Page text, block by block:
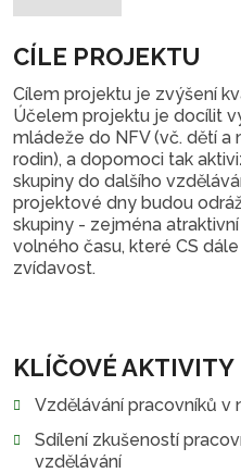
CÍLE PROJEKTU
Cílem projektu je zvýšení
Účelem projektu je docílit
mládeže do NFV (vč. dětí
rodin), a dopomoci tak
skupiny do dalšího
projektové dny budou
skupiny - zejména
volného času, které CS
zvídavost.
KLÍČOVÉ AKTIVITY
Vzdělávání pracovníků v
Sdílení zkušeností
vzdělávání